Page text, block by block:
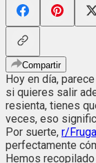
Compartir
Hoy en día,
si quieres salir
resienta, tienes
veces, eso
Por suerte, r/
perfectamente
Hemos